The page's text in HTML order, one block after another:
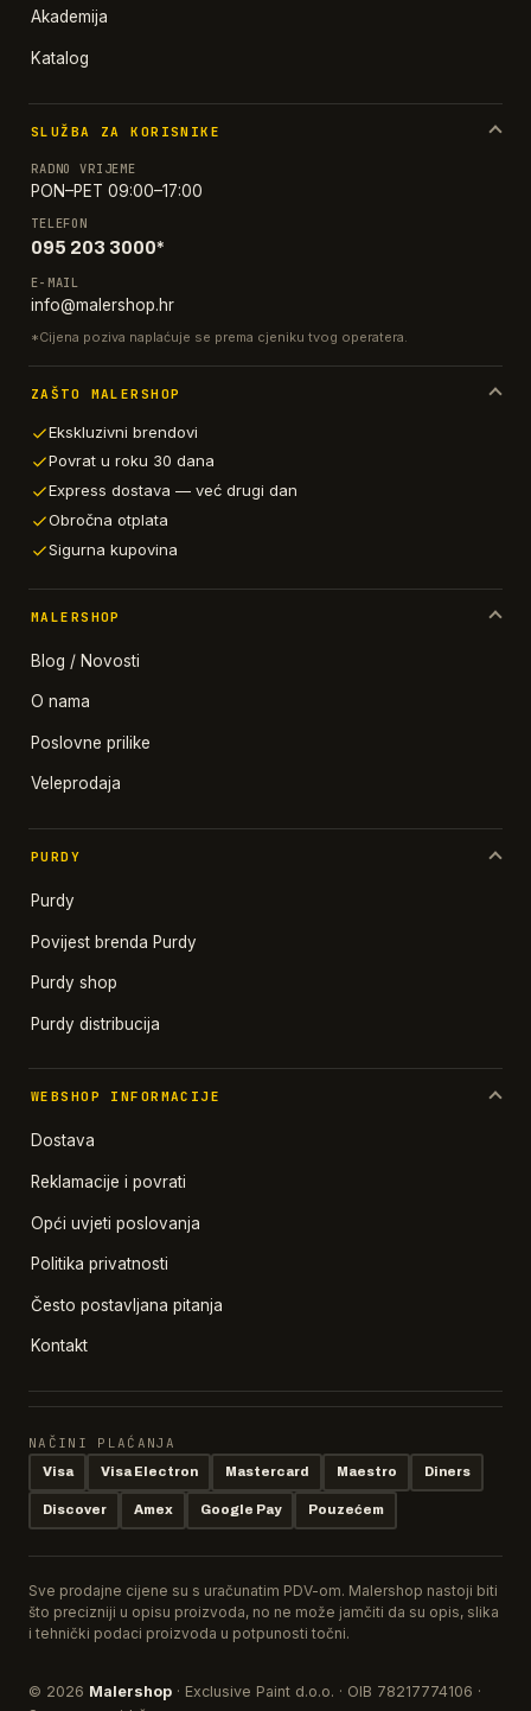
Akademija
Katalog
SLUŽBA ZA KORISNIKE
RADNO VRIJEME
PON–PET 09:00–17:00
TELEFON
095 203 3000*
E-MAIL
info@malershop.hr
*Cijena poziva naplaćuje se prema cjeniku tvog operatera.
ZAŠTO MALERSHOP
Ekskluzivni brendovi
Povrat u roku 30 dana
Express dostava — već drugi dan
Obročna otplata
Sigurna kupovina
MALERSHOP
Blog / Novosti
O nama
Poslovne prilike
Veleprodaja
PURDY
Purdy
Povijest brenda Purdy
Purdy shop
Purdy distribucija
WEBSHOP INFORMACIJE
Dostava
Reklamacije i povrati
Opći uvjeti poslovanja
Politika privatnosti
Često postavljana pitanja
Kontakt
NAČINI PLAĆANJA
Visa Visa Electron Mastercard Maestro Diners
Discover Amex Google Pay Pouzećem
Sve prodajne cijene su s uračunatim PDV-om. Malershop nastoji biti
što precizniji u opisu proizvoda, no ne može jamčiti da su opis, slika
i tehnički podaci proizvoda u potpunosti točni.
© 2026 Malershop · Exclusive Paint d.o.o. · OIB 78217774106 ·